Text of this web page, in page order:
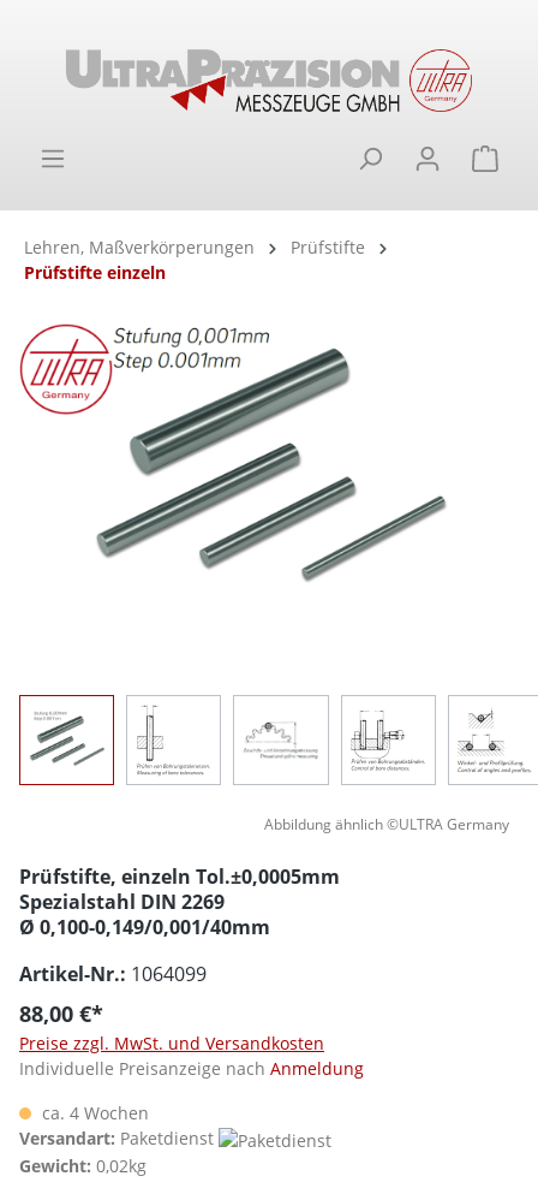
Lehren, Maßverkörperungen
Prüfstifte
Prüfstifte einzeln
Bildergalerie überspringen
Abbildung ähnlich ©ULTRA Germany
Prüfstifte, einzeln Tol.±0,0005mm
Spezialstahl DIN 2269
Ø 0,100-0,149/0,001/40mm
Artikel-Nr.: 1064099
88,00 €*
Preise zzgl. MwSt. und Versandkosten
Individuelle Preisanzeige nach Anmeldung
ca. 4 Wochen
Versandart: Paketdienst
Gewicht: 0,02kg